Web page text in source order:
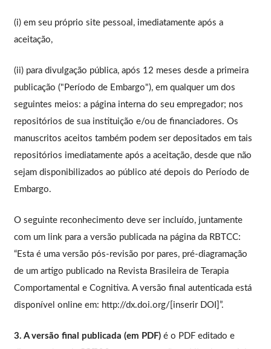
(i) em seu próprio site pessoal, imediatamente após a
aceitação,
(ii) para divulgação pública, após 12 meses desde a primeira
publicação ("Período de Embargo"), em qualquer um dos
seguintes meios: a página interna do seu empregador; nos
repositórios de sua instituição e/ou de financiadores. Os
manuscritos aceitos também podem ser depositados em tais
repositórios imediatamente após a aceitação, desde que não
sejam disponibilizados ao público até depois do Período de
Embargo.
O seguinte reconhecimento deve ser incluído, juntamente
com um link para a versão publicada na página da RBTCC:
“Esta é uma versão pós-revisão por pares, pré-diagramação
de um artigo publicado na Revista Brasileira de Terapia
Comportamental e Cognitiva. A versão final autenticada está
disponível online em: http://dx.doi.org/[inserir DOI]”.
3. A versão final publicada (em PDF)é o PDF editado e